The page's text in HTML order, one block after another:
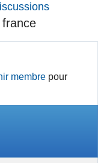
membre pour